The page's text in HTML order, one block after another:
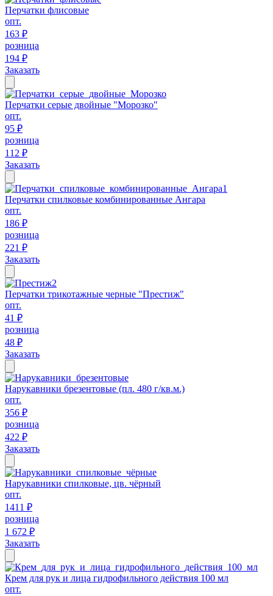
Перчатки флисовые
опт.
163 ₽
розница
194 ₽
Заказать
Перчатки серые двойные "Морозко"
опт.
95 ₽
розница
112 ₽
Заказать
Перчатки спилковые комбинированные Ангара
опт.
186 ₽
розница
221 ₽
Заказать
Перчатки трикотажные черные "Престиж"
опт.
41 ₽
розница
48 ₽
Заказать
Нарукавники брезентовые (пл. 480 г/кв.м.)
опт.
356 ₽
розница
422 ₽
Заказать
Нарукавники спилковые, цв. чёрный
опт.
1411 ₽
розница
1 672 ₽
Заказать
Крем для рук и лица гидрофильного действия 100 мл
опт.